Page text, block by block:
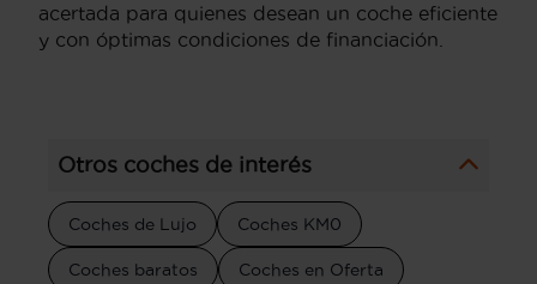
acertada para quienes desean un coche eficiente
y con óptimas condiciones de financiación.
Otros coches de interés
Coches de Lujo Coches KM0
Coches baratos Coches en Oferta